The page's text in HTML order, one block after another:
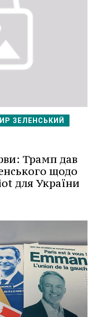
ЗЕЛЕНСЬКИЙ
Трамп дав
щодо
для України